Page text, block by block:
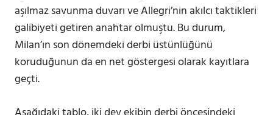
aşılmaz savunma duvarı ve Allegri’nin akılcı taktikleri
galibiyeti getiren anahtar olmuştu. Bu durum,
Milan’ın son dönemdeki derbi üstünlüğünü
koruduğunun da en net göstergesi olarak kayıtlara
geçti.